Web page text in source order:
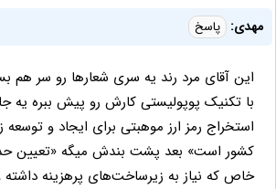
مهدی: پاسخ
این آقای مرد رند یه سری شعارها رو سر هم
با تکنیک پوپولیستی کارش رو پیش ببره یه
استخراج رمز ارز موهبتی برای ایجاد و
کشور است» بعد پشت بندش میگه «تعیین
خاص که نیاز به زیرساخت‌های پرهزینه